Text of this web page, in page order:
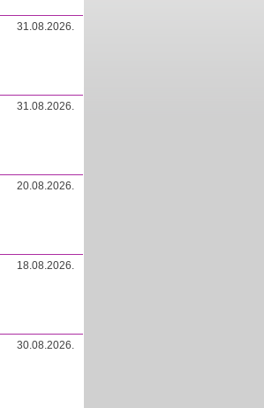
31.08.2026.
31.08.2026.
20.08.2026.
18.08.2026.
30.08.2026.